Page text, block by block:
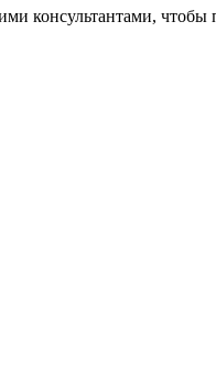
консультантами,